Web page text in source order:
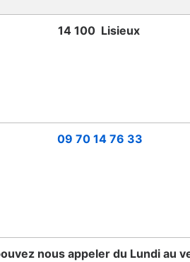
14 100 Lisieux
09 70 14 76 33
nous appeler du Lundi au